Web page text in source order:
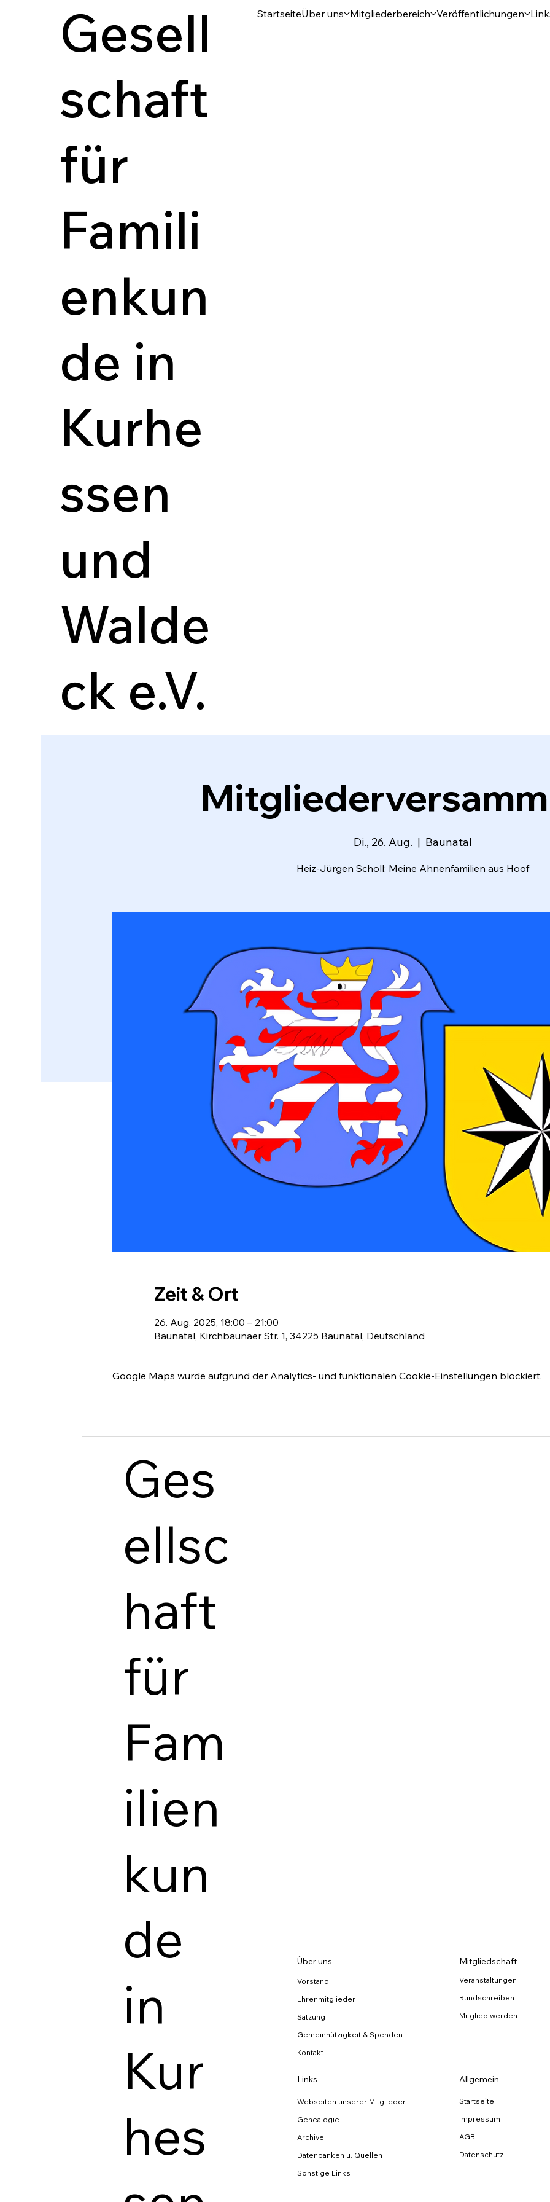
Gesell
schaft
für
Famili
enkun
de in
Kurhe
ssen
und
Walde
ck e.V.
StartseiteÜber uns Mitgliederbereich Veröffentlichungen
Di., 26. Aug.
  |
Baunatal
Heiz-Jürgen Scholl: Meine Ahnenfamilien aus Hoof
Zeit & Ort
26. Aug. 2025, 18:00 – 21:00
Baunatal, Kirchbaunaer Str. 1, 34225 Baunatal, Deutschland
Google Maps wurde aufgrund der Analytics- und funktionalen Cookie-Einstellungen blockiert.
Ges
ellsc
haft
für
Fam
ilien
kun
de
in
Kur
hes
Über uns Mitgliedschaft
Vorstand
Ehrenmitglieder
Satzung
Gemeinnützigkeit & Spenden
Kontakt
Veranstaltungen
Rundschreiben
Mitglied werden
Links Allgemein
Webseiten unserer Mitglieder
Genealogie
Archive
Datenbanken u. Quellen
Sonstige Links
Startseite
Impressum
AGB
Datenschutz